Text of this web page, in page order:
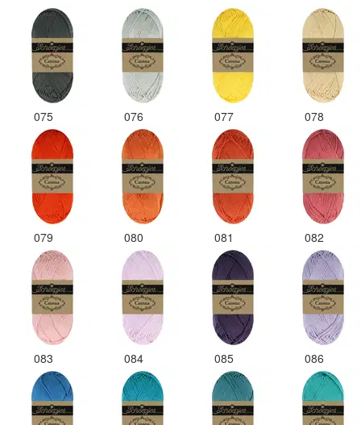
075 076 077 078
079 080 081 082
083 084 085 086